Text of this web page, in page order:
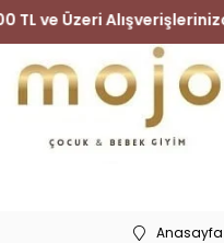
🚚 1.500 TL ve
Anasayfa